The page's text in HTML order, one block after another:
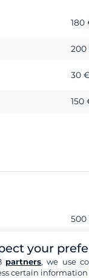
180
200
30
150
500
your
partners, we use
certain